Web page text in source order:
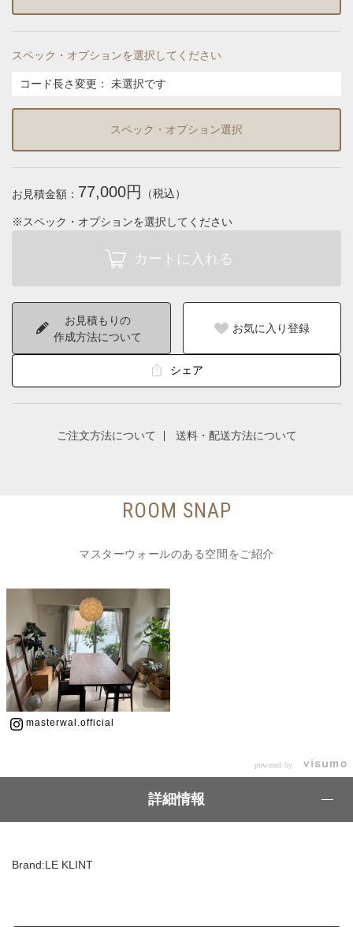
スペック・オプションを選択してください
コード長さ変更 ： 未選択です
スペック・オプション選択
お見積金額： 77,000円 （税込）
※スペック・オプションを選択してください
お見積もりの
作成方法について
お気に入り登録
シェア
ご注文方法について 送料・配送方法について
ROOM SNAP
マスターウォールのある空間をご紹介
masterwal.official
powered by
詳細情報
Brand:LE KLINT